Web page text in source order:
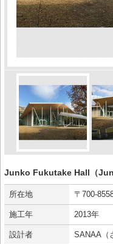
Junko Fukutake Hall（
所在地 〒700-
施工年 2013年
設計者 SANAA（